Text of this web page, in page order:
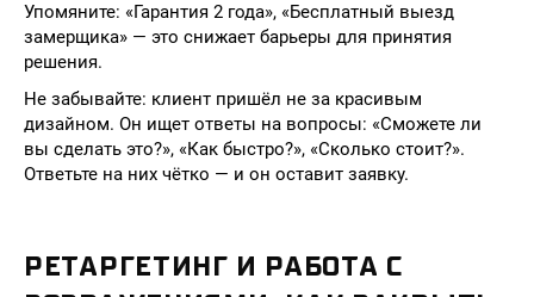
Упомяните: «Гарантия 2 года», «Бесплатный выезд
замерщика» — это снижает барьеры для принятия
решения.
Не забывайте: клиент пришёл не за красивым
дизайном. Он ищет ответы на вопросы: «Сможете ли
вы сделать это?», «Как быстро?», «Сколько стоит?».
Ответьте на них чётко — и он оставит заявку.
РЕТАРГЕТИНГ И РАБОТА С